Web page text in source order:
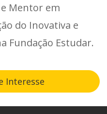
Mentor em
do Inovativa e
Fundação Estudar.
Interesse